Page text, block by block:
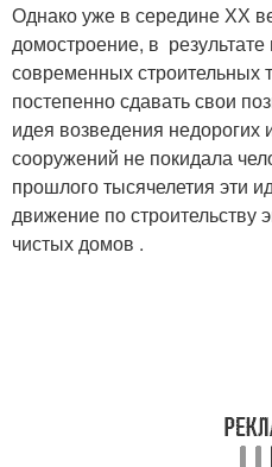
Однако уже в середине ХХ
домостроение, в
современных строительных
постепенно сдавать свои
идея возведения
сооружений не покидала
прошлого тысячелетия эти
движение по строительству
чистых домов .